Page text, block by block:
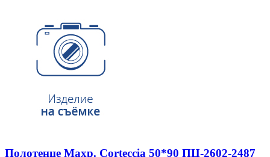
Полотенце Махр. Corteccia 50*90 ПЦ-2602-2487